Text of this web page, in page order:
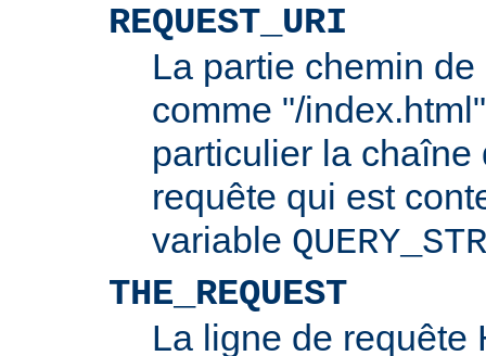
REQUEST_URI
La partie chemin
comme "/
particulier la chaîne
requête qui est
variable
THE_REQUEST
La ligne de requête